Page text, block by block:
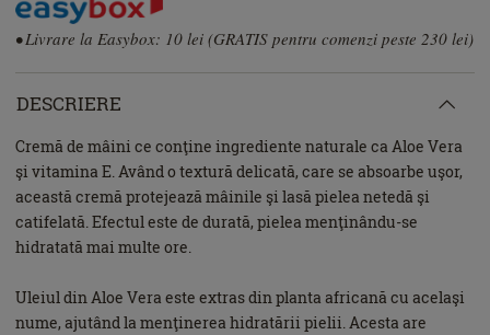
• Livrare la Easybox: 10 lei (GRATIS pentru comenzi peste 230 lei)
DESCRIERE
Cremă de mâini ce conţine ingrediente naturale ca Aloe Vera
şi vitamina E. Având o textură delicată, care se absoarbe uşor,
această cremă protejează mâinile şi lasă pielea netedă şi
catifelată. Efectul este de durată, pielea menţinându-se
hidratată mai multe ore.
Uleiul din Aloe Vera este extras din planta africană cu acelaşi
nume, ajutând la menţinerea hidratării pielii. Acesta are